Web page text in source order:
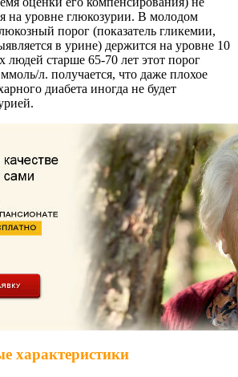
на уровне глюкозурии. В молодом
порог (показатель гликемии,
в урине) держится на уровне 10
старше 65-70 лет этот порог
л. получается, что даже плохое
диабета иногда не будет
характеристики